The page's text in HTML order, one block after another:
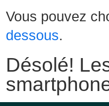
Vous pouvez
dessous.
Désolé!